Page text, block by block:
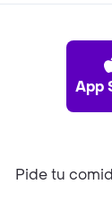
App
Pide tu